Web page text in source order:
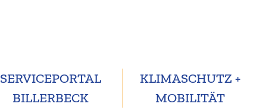
SERVICEPORTAL
BILLERBECK
KLIMASCHUTZ +
MOBILITÄT